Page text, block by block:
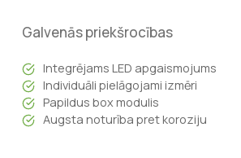
Galvenās priekšrocības
Integrējams LED apgaismojums
Individuāli pielāgojami izmēri
Papildus box modulis
Augsta noturība pret koroziju